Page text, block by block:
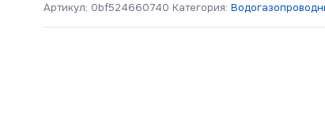
Артикул: 0bf524660740 Категория: